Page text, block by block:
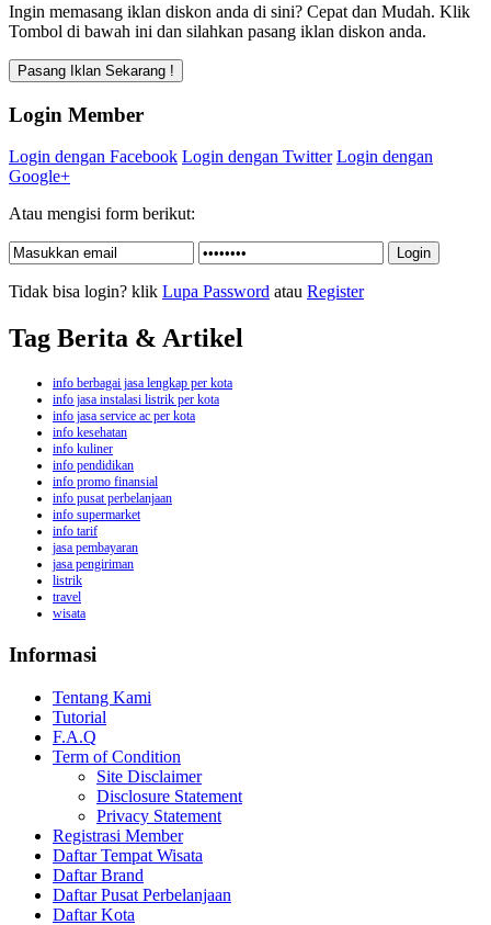
Ingin memasang iklan diskon anda di sini? Cepat dan Mudah. Klik
Tombol di bawah ini dan silahkan pasang iklan diskon anda.
Login Member
Login dengan Facebook Login dengan Twitter Login dengan
Google+
Atau mengisi form berikut:
Tidak bisa login? klik Lupa Password atau Register
Tag Berita & Artikel
info berbagai jasa lengkap per kota
info jasa instalasi listrik per kota
info jasa service ac per kota
info kesehatan
info kuliner
info pendidikan
info promo finansial
info pusat perbelanjaan
info supermarket
info tarif
jasa pembayaran
jasa pengiriman
listrik
travel
wisata
Informasi
Tentang Kami
Tutorial
F.A.Q
Term of Condition
Site Disclaimer
Disclosure Statement
Privacy Statement
Registrasi Member
Daftar Tempat Wisata
Daftar Brand
Daftar Pusat Perbelanjaan
Daftar Kota